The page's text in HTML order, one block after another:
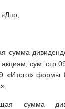
åДпр,
сумма
сум:
9 «Итого»
сумма